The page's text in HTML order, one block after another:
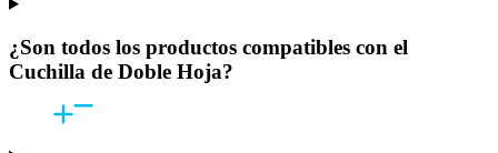
¿Son todos los productos compatibles con el
Cuchilla de Doble Hoja?